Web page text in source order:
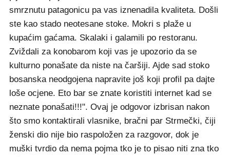
smrznutu patagonicu pa vas iznenadila kvaliteta. Došli
ste kao stado neotesane stoke. Mokri s plaže u
kupaćim gaćama. Skalaki i galamili po restoranu.
Zviždali za konobarom koji vas je upozorio da se
kulturno ponašate da niste na čaršiji. Ajde sad stoko
bosanska neodgojena napravite još koji profil pa dajte
loše ocjene. Eto bar se znate koristiti internet kad se
neznate ponašati!!!". Ovaj je odgovor izbrisan nakon
što smo kontaktirali vlasnike, bračni par Strmečki, čiji
ženski dio nije bio raspoložen za razgovor, dok je
muški tvrdio da nema pojma tko je to pisao niti zna tko